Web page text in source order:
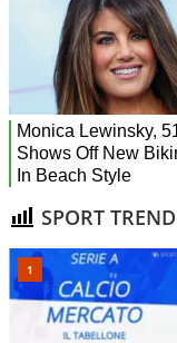
SPORT TREND